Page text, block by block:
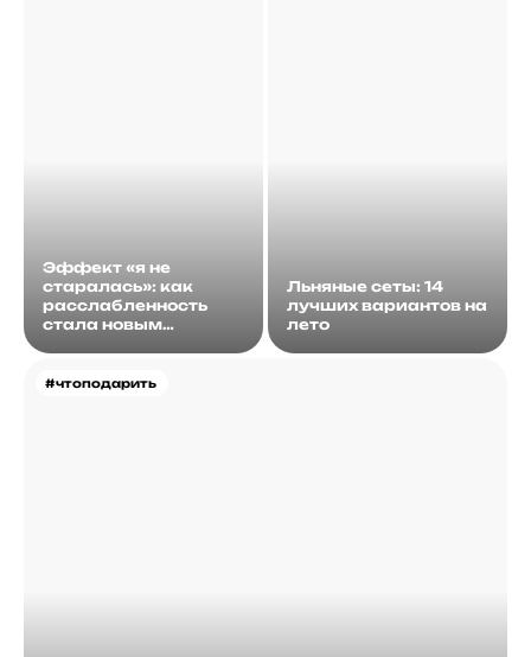
Эффект «я не
старалась»: как
расслабленность
стала новым
#чтоподарить
Льняные сеты: 14
лучших вариантов на
лето